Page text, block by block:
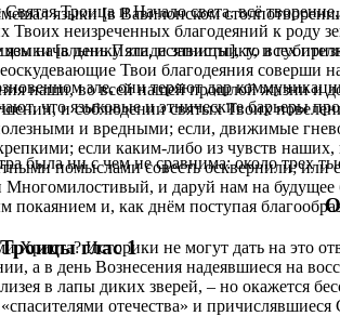
языки [в Вавилонском
[в день Пятидесятницы], то всех
зле, они теряют дар
что языковые и этнические барьеры
была ни с чем не сравнима: около трех
Христа? Историки не могут дать на это
а в день Вознесения надеявшиеся на
в лапы диких зверей, – но окажется
отечества» и
Троица и Начало света, всё
Твоих неизреченных благодеяний к роду
начальнику зла, и завистнику, и
Твои благодеяния
наши, во всей нашей прошлой жизни и
и соблюдении святых Твоих
и вредными; если, движимые
если каким-либо из чувств
помыслами совесть осквернили;
и даруй нам на
покаянием и, как днём поступая
глас 1